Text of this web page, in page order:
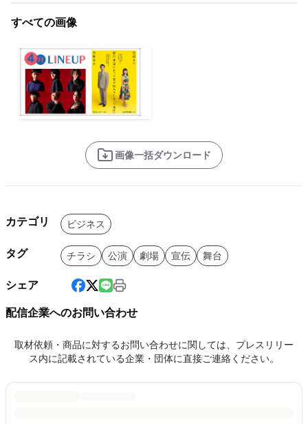
すべての画像
画像一括ダウンロード
カテゴリ ビジネス
タグ チラシ 公演 劇場 宣伝 舞台
シェア
配信企業へのお問い合わせ
取材依頼・商品に対するお問い合わせに関しては、プレスリリー
ス内に記載されている企業・団体に直接ご連絡ください。